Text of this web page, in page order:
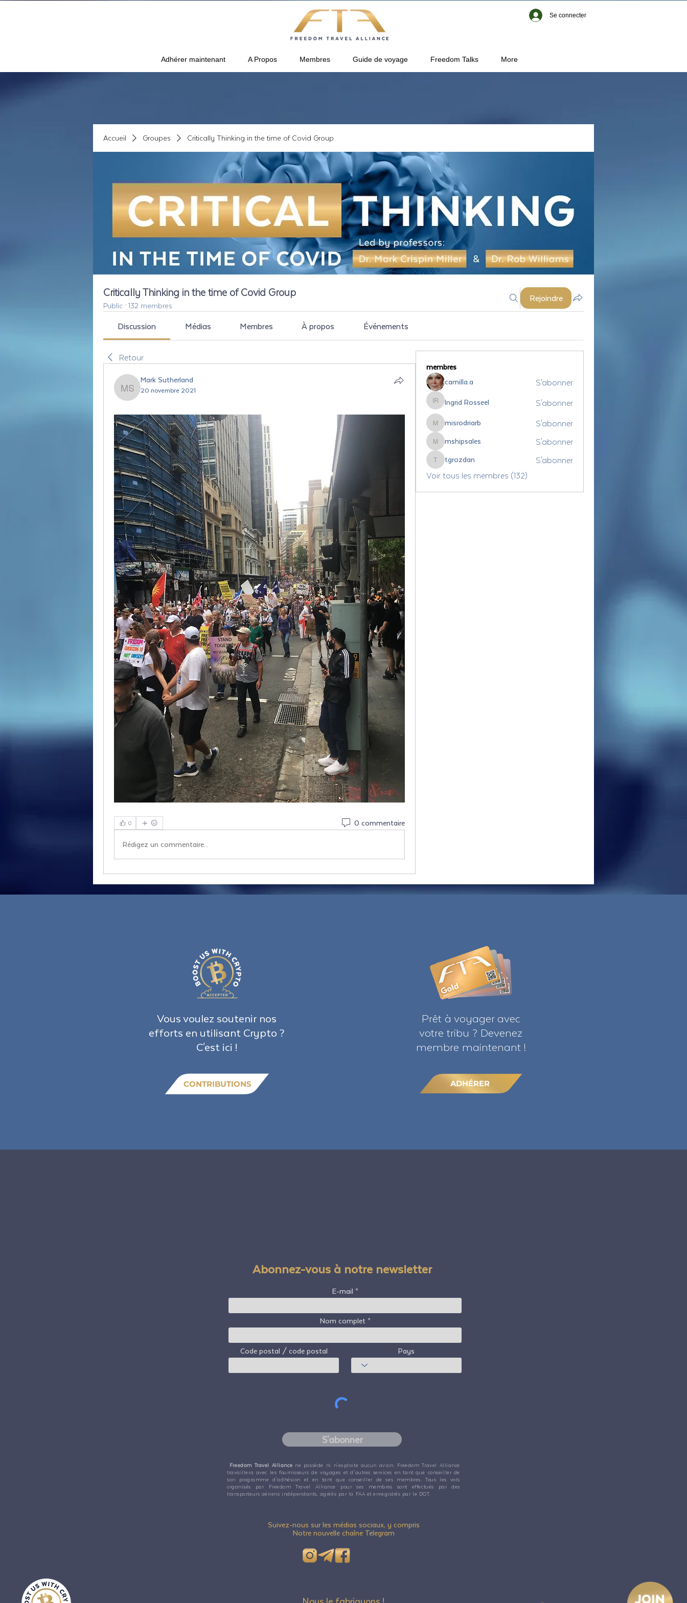
Se connecter
Adhérer maintenant A Propos Membres Guide de voyage Freedom Talks More
Accueil Groupes Critically Thinking in the time of Covid Group
Critically Thinking in the time of Covid Group
Public · 132 membres
Rejoindre
Discussion Médias Membres À propos Événements
Retour
Mark Sutherland
Mark Sutherland
20 novembre 2021
0
0 commentaire
Rédigez un commentaire...
membres
camilla.a
S'abonner
Ingrid Rosseel
Ingrid Rosseel S'abonner
misrodriarb
misrodriarb S'abonner
mshipsales
mshipsales S'abonner
tgrozdan
tgrozdan
S'abonner
Voir tous les membres (132)
Vous voulez soutenir nos
efforts en utilisant Crypto ?
C'est ici !
CONTRIBUTIONS
Prêt à voyager avec
votre tribu ? Devenez
membre maintenant !
ADHÉRER
Abonnez-vous à notre newsletter
E-mail
Nom complet
Code postal / code postal Pays
S'abonner
Freedom Travel Alliance ne possède ni n'exploite aucun avion. Freedom Travel Alliance
travaillera avec les fournisseurs de voyages et d'autres services en tant que conseiller de
son programme d'adhésion et en tant que conseiller de ses membres. Tous les vols
organisés par Freedom Travel Alliance pour ses membres sont effectués par des
transporteurs aériens indépendants, agréés par la FAA et enregistrés par le DOT.
Suivez-nous sur les médias sociaux, y compris
Notre nouvelle chaîne Telegram